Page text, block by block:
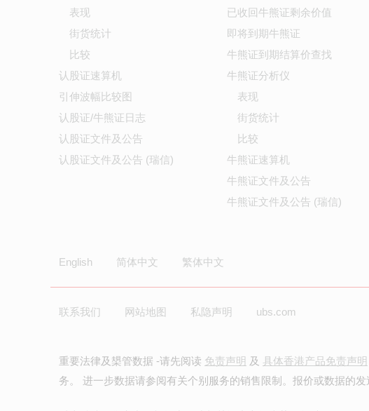
表现
街货统计
比较
认股证速算机
引伸波幅比较图
认股证/牛熊证日志
认股证文件及公告
认股证文件及公告 (瑞信)
已收回牛熊证剩余价值
即将到期牛熊证
牛熊证到期结算价查找
牛熊证分析仪
表现
街货统计
比较
牛熊证速算机
牛熊证文件及公告
牛熊证文件及公告 (瑞信)
English 简体中文 繁体中文
联系我们 网站地图 私隐声明 ubs.com
重要法律及槼管数据 -请先阅读 免责声明 及 具体香港产品免责声明
务。 进一步数据请参阅有关个别服务的销售限制。报价或数据的